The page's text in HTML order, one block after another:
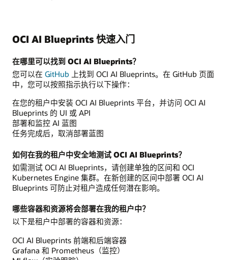
OCI AI Blueprints 快速入门
在哪里可以找到 OCI AI Blueprints？
您可以在 GitHub 上找到 OCI AI Blueprints。在 GitHub 页面
中，您可以按照指示执行以下操作：
在您的租户中安装 OCI AI Blueprints 平台，并访问 OCI AI
Blueprints 的 UI 或 API
部署和监控 AI 蓝图
任务完成后，取消部署蓝图
如何在我的租户中安全地测试 OCI AI Blueprints？
如需测试 OCI AI Blueprints，请创建单独的区间和 OCI
Kubernetes Engine 集群。在新创建的区间中部署 OCI AI
Blueprints 可防止对租户造成任何潜在影响。
哪些容器和资源将会部署在我的租户中？
以下是租户中部署的容器和资源：
OCI AI Blueprints 前端和后端容器
Grafana 和 Prometheus（监控）